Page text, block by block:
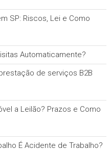
SP: Riscos, Lei e Como
Automaticamente?
de serviços B2B
a Leilão? Prazos e Como
É Acidente de Trabalho?